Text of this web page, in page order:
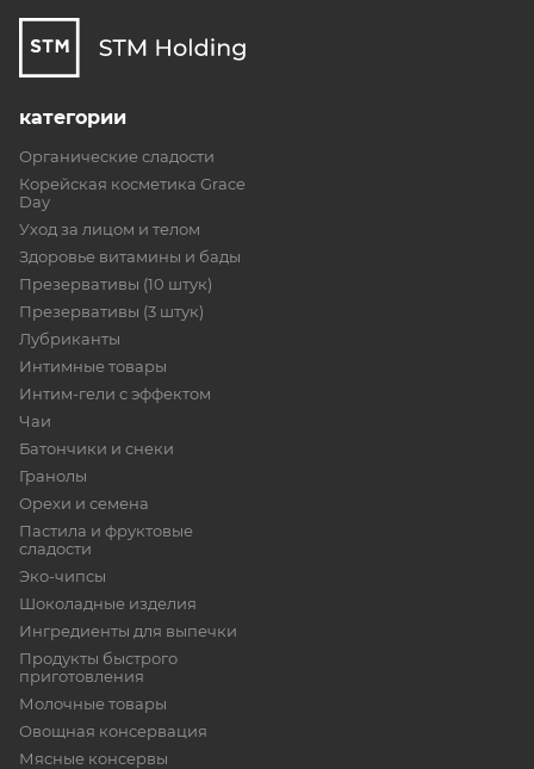
категории
Органические сладости
Корейская косметика Grace
Day
Уход за лицом и телом
Здоровье витамины и бады
Презервативы (10 штук)
Презервативы (3 штук)
Лубриканты
Интимные товары
Интим-гели с эффектом
Чаи
Батончики и снеки
Гранолы
Орехи и семена
Пастила и фруктовые
сладости
Эко-чипсы
Шоколадные изделия
Ингредиенты для выпечки
Продукты быстрого
приготовления
Молочные товары
Овощная консервация
Мясные консервы